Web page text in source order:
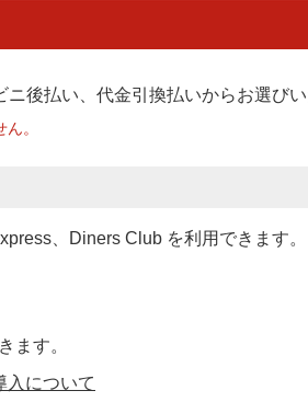
ニ後払い、代金引換払いからお選びい
。
、Diners Club を利用できます。
ます。
入について